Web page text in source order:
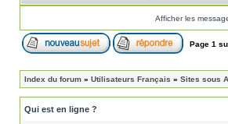
Afficher les
Page 1
Index du forum » Utilisateurs Français » Sites sous
Qui est en ligne ?